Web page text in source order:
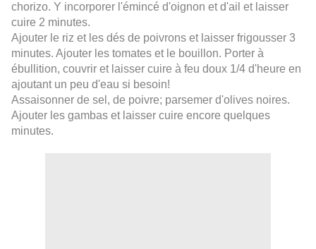
chorizo. Y incorporer l'émincé d'oignon et d'ail et laisser
cuire 2 minutes.
Ajouter le riz et les dés de poivrons et laisser frigousser 3
minutes. Ajouter les tomates et le bouillon. Porter à
ébullition, couvrir et laisser cuire à feu doux 1/4 d'heure en
ajoutant un peu d'eau si besoin!
Assaisonner de sel, de poivre; parsemer d'olives noires.
Ajouter les gambas et laisser cuire encore quelques
minutes.